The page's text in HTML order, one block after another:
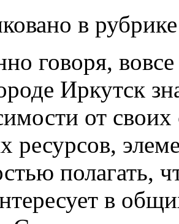
в
говоря,
Иркутск
от
ресурсов,
полагать,
в